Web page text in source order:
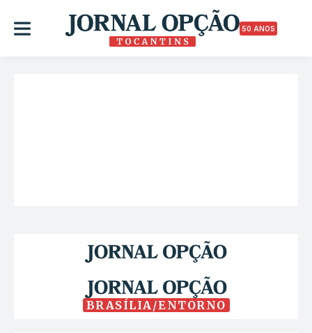
50 ANOS
BRASÍLIA/ENTORNO